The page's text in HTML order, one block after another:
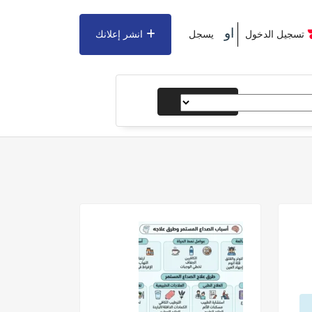
يبحث
تسجيل الدخول او يسجل انشر إعلانك